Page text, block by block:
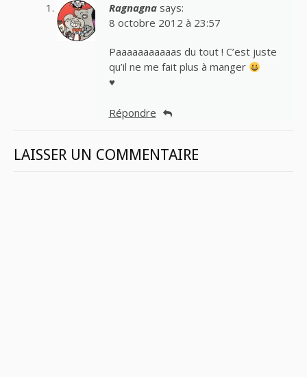
Ragnagna says:
8 octobre 2012 à 23:57
Paaaaaaaaaaas du tout ! C’est juste
qu’il ne me fait plus à manger
♥
Répondre
LAISSER UN COMMENTAIRE